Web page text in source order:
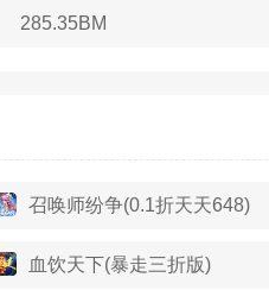
285.35BM
召唤师纷争(0.1折天天648)
血饮天下(暴走三折版)